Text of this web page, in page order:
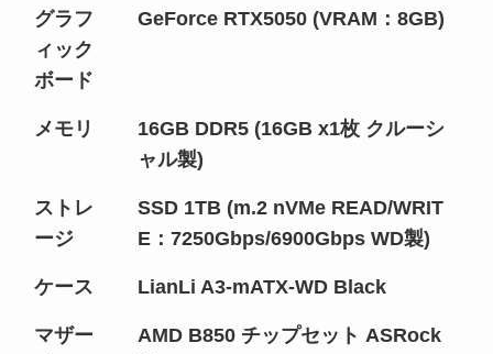
グラフ
ィック
ボード
GeForce RTX5050 (VRAM：8GB)
メモリ
16GB DDR5 (16GB x1枚 クルーシ
ャル製)
ストレ
ージ
SSD 1TB (m.2 nVMe READ/WRIT
E：7250Gbps/6900Gbps WD製)
ケース LianLi A3-mATX-WD Black
マザー
AMD B850 チップセット ASRock